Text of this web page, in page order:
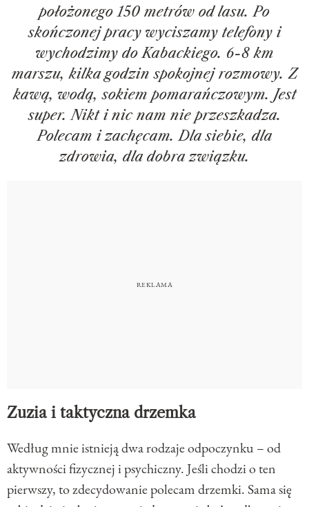
położonego 150 metrów od lasu. Po
skończonej pracy wyciszamy telefony i
wychodzimy do Kabackiego. 6-8 km
marszu, kilka godzin spokojnej rozmowy. Z
kawą, wodą, sokiem pomarańczowym. Jest
super. Nikt i nic nam nie przeszkadza.
Polecam i zachęcam. Dla siebie, dla
zdrowia, dla dobra związku.
Zuzia i taktyczna drzemka
Według mnie istnieją dwa rodzaje odpoczynku – od
aktywności fizycznej i psychiczny. Jeśli chodzi o ten
pierwszy, to zdecydowanie polecam drzemki. Sama się